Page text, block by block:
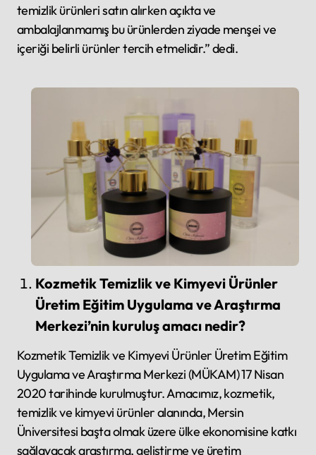
temizlik ürünleri satın alırken açıkta ve
ambalajlanmamış bu ürünlerden ziyade menşei ve
içeriği belirli ürünler tercih etmelidir.” dedi.
Kozmetik Temizlik ve Kimyevi Ürünler
Üretim Eğitim Uygulama ve Araştırma
Merkezi’nin kuruluş amacı nedir?
Kozmetik Temizlik ve Kimyevi Ürünler Üretim Eğitim
Uygulama ve Araştırma Merkezi (MÜKAM) 17 Nisan
2020 tarihinde kurulmuştur. Amacımız, kozmetik,
temizlik ve kimyevi ürünler alanında, Mersin
Üniversitesi başta olmak üzere ülke ekonomisine katkı
sağlayacak araştırma, geliştirme ve üretim